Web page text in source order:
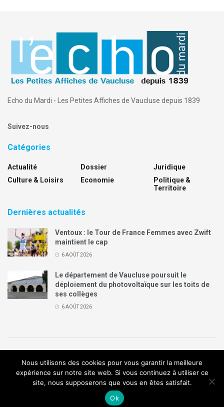
Echo du Mardi - Les Petites Affiches de Vaucluse depuis 1839
Suivez-nous
Catégories
Actualité
Culture & Loisirs
Dossier
Economie
Juridique
Politique &
Territoire
Dernières actualités
Ventoux : le Tour de France Femmes avec Zwift
maintient le cap
6 AOÛT 2026
Le département de Vaucluse poursuit le
déploiement du photovoltaïque sur les toits de
ses collèges
6 AOÛT 2026
Politique de confidentialité Mentions légales
Contact
Annonces Legal Plus
Agence de communication
Nous utilisons des cookies pour vous garantir la meilleure
expérience sur notre site web. Si vous continuez à utiliser ce
site, nous supposerons que vous en êtes satisfait.
Ok